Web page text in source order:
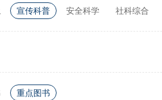
宣传科普 安全科学 社科综合
重点图书